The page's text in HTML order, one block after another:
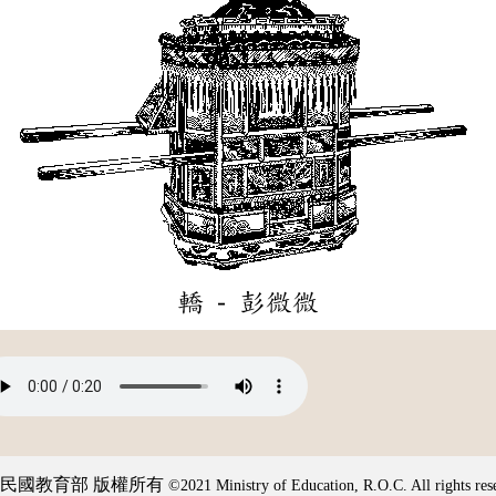
轎 - 彭微微
國教育部 版權所有 ©2021 Ministry of Education, R.O.C. All rights